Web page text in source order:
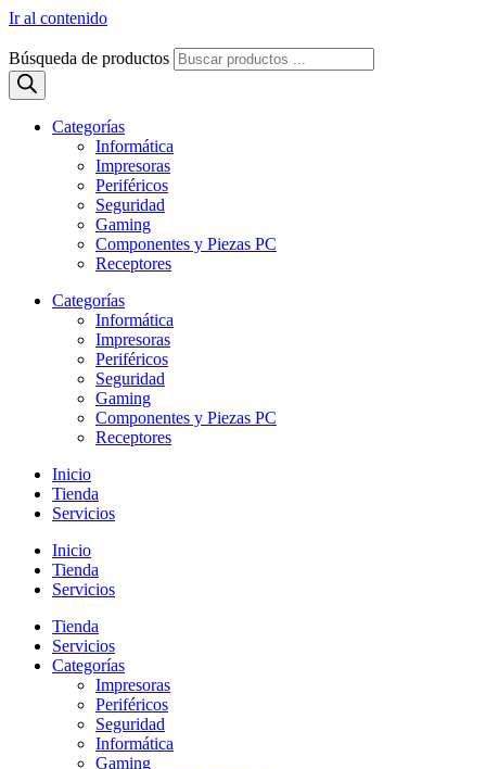
Ir al contenido
Búsqueda de productos
Categorías
Informática
Impresoras
Periféricos
Seguridad
Gaming
Componentes y Piezas PC
Receptores
Categorías
Informática
Impresoras
Periféricos
Seguridad
Gaming
Componentes y Piezas PC
Receptores
Inicio
Tienda
Servicios
Inicio
Tienda
Servicios
Tienda
Servicios
Categorías
Impresoras
Periféricos
Seguridad
Informática
Gaming